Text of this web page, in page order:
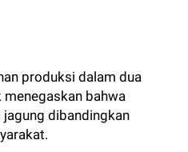
produksi dalam dua
menegaskan bahwa
dibandingkan